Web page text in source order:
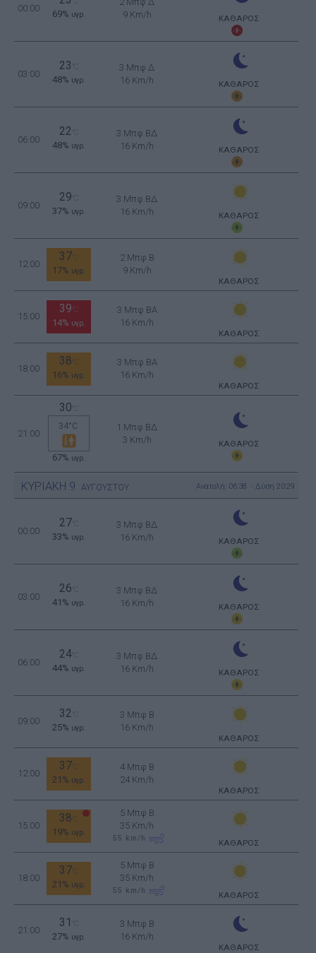
00:00
69% υγρ.
9 Km/h
ΚΑΘΑΡΟΣ
03:00
23
48% υγρ.
3 Μπφ Δ
16 Km/h
ΚΑΘΑΡΟΣ
06:00
22
48% υγρ.
3 Μπφ ΒΔ
16 Km/h
ΚΑΘΑΡΟΣ
09:00
29
37% υγρ.
3 Μπφ ΒΔ
16 Km/h
ΚΑΘΑΡΟΣ
12:00
37
17% υγρ.
2 Μπφ B
9 Km/h
ΚΑΘΑΡΟΣ
15:00
39 °C
14% υγρ.
3 Μπφ BA
16 Km/h
ΚΑΘΑΡΟΣ
18:00
38
16% υγρ.
3 Μπφ BA
16 Km/h
ΚΑΘΑΡΟΣ
21:00
30
34°C
67% υγρ.
1 Μπφ ΒΔ
3 Km/h
ΚΑΘΑΡΟΣ
ΚΥΡΙΑΚΗ 9 ΑΥΓΟΥΣΤΟΥ Ανατολή: 06:38 - Δύση 20:29
00:00
27
33% υγρ.
3 Μπφ ΒΔ
16 Km/h
ΚΑΘΑΡΟΣ
03:00
26
41% υγρ.
3 Μπφ ΒΔ
16 Km/h
ΚΑΘΑΡΟΣ
06:00
24°C
44% υγρ.
3 Μπφ ΒΔ
16 Km/h
ΚΑΘΑΡΟΣ
09:00
32
25% υγρ.
3 Μπφ B
16 Km/h
ΚΑΘΑΡΟΣ
12:00
37
21% υγρ.
4 Μπφ B
24 Km/h
ΚΑΘΑΡΟΣ
15:00
38
19% υγρ.
5 Μπφ B
35 Km/h
55 km/h ΚΑΘΑΡΟΣ
18:00
37
21% υγρ.
5 Μπφ B
35 Km/h
55 km/h ΚΑΘΑΡΟΣ
21:00
31
27% υγρ.
3 Μπφ B
16 Km/h
ΚΑΘΑΡΟΣ